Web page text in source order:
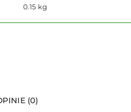
0.15 kg
(0)